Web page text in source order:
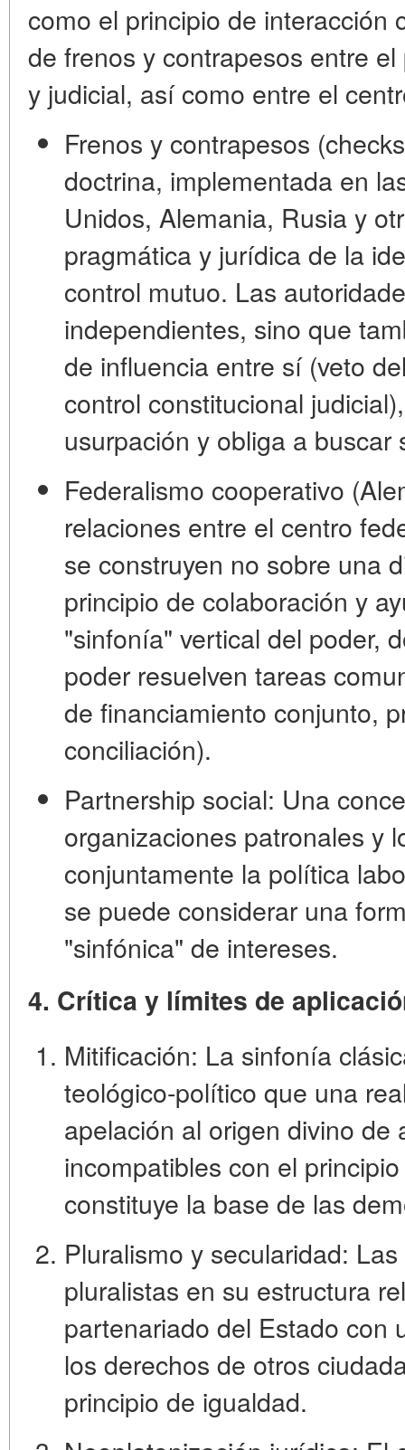
como el principio de interacción
de frenos y contrapesos entre
y judicial, así como entre el
Frenos y contrapesos
doctrina, implementada en
Unidos, Alemania, Rusia y
pragmática y jurídica de la
control mutuo. Las
independientes, sino que
de influencia entre sí (veto
control constitucional
usurpación y obliga a
Federalismo cooperativo
relaciones entre el centro
se construyen no sobre una
principio de colaboración y
"sinfonía" vertical del poder,
poder resuelven tareas
de financiamiento conjunto,
conciliación).
Partnership social: Una
organizaciones patronales y
conjuntamente la política
se puede considerar una
"sinfónica" de intereses.
4. Crítica y límites de
Mitificación: La sinfonía
teológico-político que una
apelación al origen divino de
incompatibles con el
constituye la base de las
Pluralismo y secularidad:
pluralistas en su estructura
partenariado del Estado con
los derechos de otros
principio de igualdad.